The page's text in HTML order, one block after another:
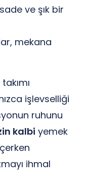
ve şık bir
mekana
işlevselliği
ruhunu
kalbi yemek
ihmal